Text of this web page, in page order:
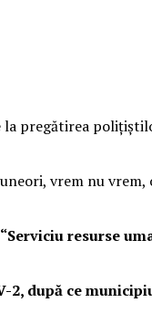
la pregătirea
vrem nu
“Serviciu resurse
după ce